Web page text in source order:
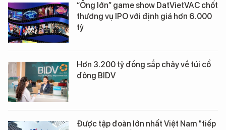
“Ông lớn” game show DatVietVAC chốt
thương vụ IPO với định giá hơn 6.000
tỷ
Hơn 3.200 tỷ đồng sắp chảy về túi cổ
đông BIDV
Được tập đoàn lớn nhất Việt Nam "tiếp